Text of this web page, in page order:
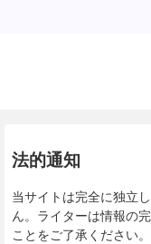
法的通知
当サイトは完全に独立
ん。ライターは情報の
ことをご了承ください